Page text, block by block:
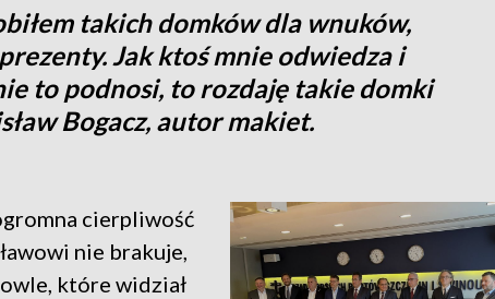
takich domków dla wnuków,
Jak ktoś mnie odwiedza i
to podnosi, to rozdaję takie domki
Bogacz, autor makiet.
cierpliwość
nie brakuje,
które widział